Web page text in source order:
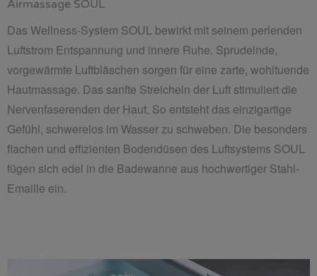
Airmassage SOUL
Das Wellness-System SOUL bewirkt mit seinem perlenden
Luftstrom Entspannung und innere Ruhe. Sprudelnde,
vorgewärmte Luftbläschen sorgen für eine zarte, wohltuende
Hautmassage. Das sanfte Streicheln der Luft stimuliert die
Nervenfaserenden der Haut. So entsteht das einzigartige
Gefühl, schwerelos im Wasser zu schweben. Die besonders
flachen und effizienten Bodendüsen des Luftsystems SOUL
fügen sich edel in die Badewanne aus hochwertiger Stahl-
Emaille ein.